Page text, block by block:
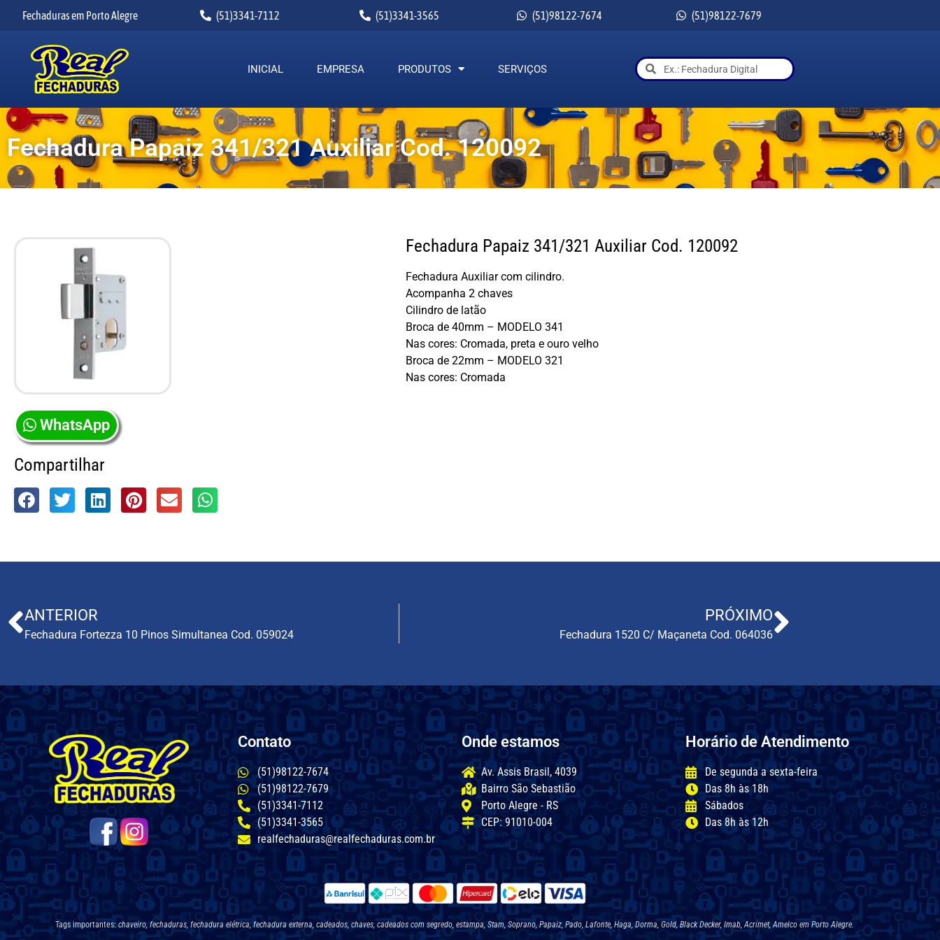
Fechaduras em Porto Alegre (51)3341-7112 (51)3341-3565 (51)98122-7674 (51)98122-7679
INICIAL EMPRESA PRODUTOS SERVIÇOS
Fechadura Papaiz 341/321 Auxiliar Cod. 120092
WhatsApp
Compartilhar
Fechadura Papaiz 341/321 Auxiliar Cod. 120092
Fechadura Auxiliar com cilindro.
Acompanha 2 chaves
Cilindro de latão
Broca de 40mm – MODELO 341
Nas cores: Cromada, preta e ouro velho
Broca de 22mm – MODELO 321
Nas cores: Cromada
ANTERIOR
Fechadura Fortezza 10 Pinos Simultanea Cod. 059024
PRÓXIMO
Fechadura 1520 C/ Maçaneta Cod. 064036
Contato
(51)98122-7674
(51)98122-7679
(51)3341-7112
(51)3341-3565
realfechaduras@realfechaduras.com.br
Onde estamos
Av. Assis Brasil, 4039
Bairro São Sebastião
Porto Alegre - RS
CEP: 91010-004
Horário de Atendimento
De segunda a sexta-feira
Das 8h às 18h
Sábados
Das 8h às 12h
Tags importantes:chaveiro, fechaduras, fechadura elétrica, fechadura externa, cadeados, chaves, cadeados com segredo, estampa, Stam, Soprano, Papaiz, Pado, Lafonte, Haga, Dorma, Gold, Black Decker, Imab, Acrimet, Amelco em Porto Alegre.